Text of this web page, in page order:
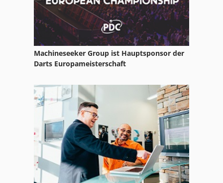
Machineseeker Group ist Hauptsponsor der
Darts Europameisterschaft